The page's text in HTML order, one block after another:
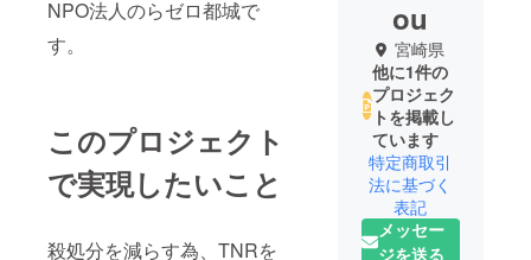
NPO法人のらゼロ都城で
す。
このプロジェクト
で実現したいこと
殺処分を減らす為、TNRを
ou
宮崎県
他に1件の
プロジェク
トを掲載し
ています
特定商取引
法に基づく
表記
メッセー
ジを送る